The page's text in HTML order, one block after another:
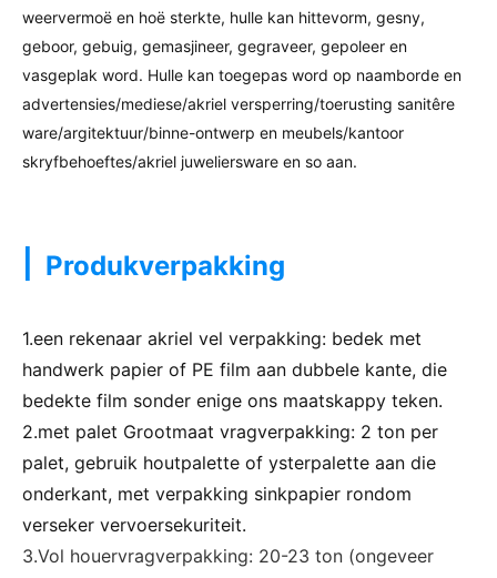
weervermoë en hoë sterkte, hulle kan hittevorm, gesny,
geboor, gebuig, gemasjineer, gegraveer, gepoleer en
vasgeplak word. Hulle kan toegepas word op naamborde en
advertensies/mediese/akriel versperring/toerusting sanitêre
ware/argitektuur/binne-ontwerp en meubels/kantoor
skryfbehoeftes/akriel juweliersware en so aan.
Produkverpakking
1.een rekenaar akriel vel verpakking: bedek met
handwerk papier of PE film aan dubbele kante, die
bedekte film sonder enige ons maatskappy teken.
2.met palet Grootmaat vragverpakking: 2 ton per
palet, gebruik houtpalette of ysterpalette aan die
onderkant, met verpakking sinkpapier rondom
verseker vervoersekuriteit.
3.Vol houervragverpakking: 20-23 ton (ongeveer